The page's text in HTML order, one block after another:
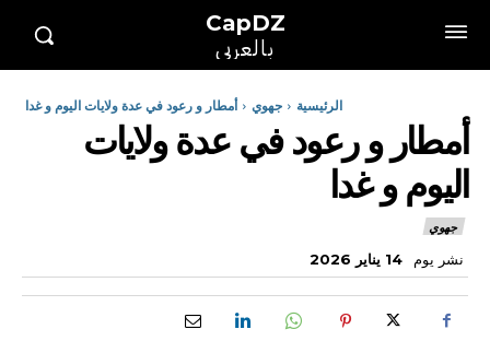
CapDZ
بالعربي
الرئيسية جهوي أمطار و رعود في عدة ولايات اليوم و غدا
أمطار و رعود في عدة ولايات
اليوم و غدا
جهوي
نشر يوم 14 يناير 2026